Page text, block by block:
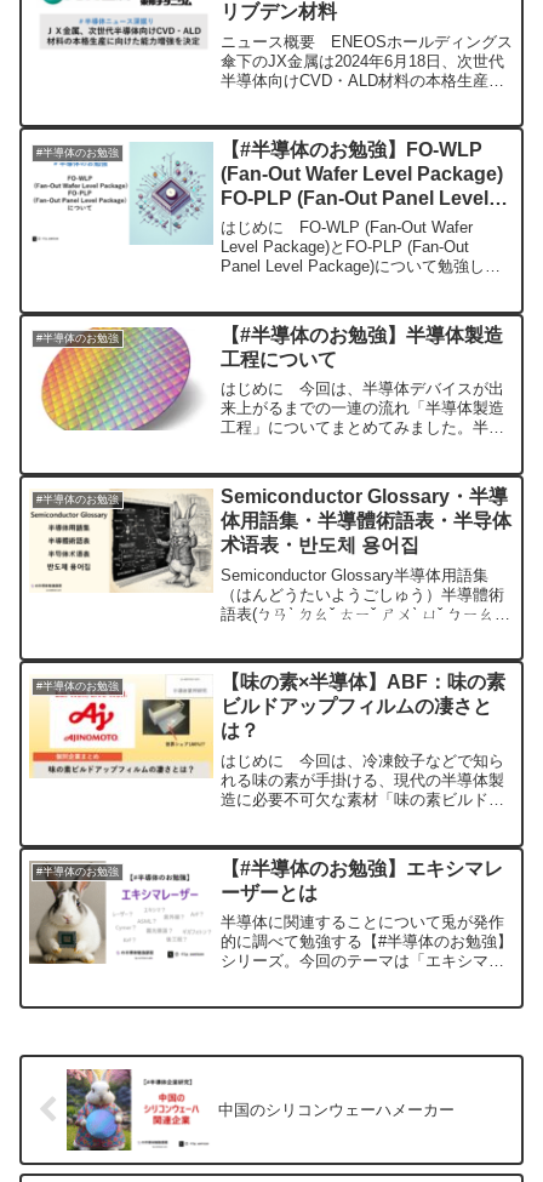
リブデン材料
ニュース概要 ENEOSホールディングス
傘下のJX金属は2024年6月18日、次世代
半導体向けCVD・ALD材料の本格生産に
材料事業推進室」を新設し、同材料の
早...
#半導体のお勉強
【#半導体のお勉強】FO-WLP
(Fan-Out Wafer Level Package)
FO-PLP (Fan-Out Panel Level
Package) について
はじめに FO-WLP (Fan-Out Wafer
Level Package)とFO-PLP (Fan-Out
Panel Level Package)について勉強した
#半導体のお勉強
【#半導体のお勉強】半導体製造
工程について
はじめに 今回は、半導体デバイスが出
来上がるまでの一連の流れ「半導体製造
工程」についてまとめてみました。半導
では２つの工程について簡単に説明し、
後半のほうでより詳しく説...
#半導体のお勉強
Semiconductor Glossary・半導
体用語集・半導體術語表・半导体
术语表・반도체 용어집
Semiconductor Glossary半導体用語集
（はんどうたいようごしゅう）半導體術
語表(ㄅㄢˋ ㄉㄠˇ ㄊㄧˇ ㄕㄨˋ ㄩˇ ㄅㄧㄠ)
#半導体のお勉強
【味の素×半導体】ABF：味の素
ビルドアップフィルムの凄さと
は？
はじめに 今回は、冷凍餃子などで知ら
れる味の素が手掛ける、現代の半導体製
造に必要不可欠な素材「味の素ビルドア
要なパソコンなどの層間絶縁材のほぼ
100%のシェアに達して...
#半導体のお勉強
【#半導体のお勉強】エキシマレ
ーザーとは
半導体に関連することについて兎が発作
的に調べて勉強する【#半導体のお勉強】
シリーズ。今回のテーマは「エキシマレ
中国のシリコンウェーハメーカー